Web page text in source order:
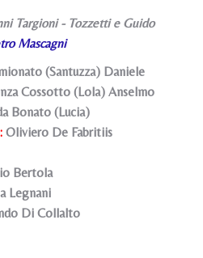
Targioni - Tozzetti e Guido
Mascagni
(Santuzza) Daniele
Cossotto (Lola) Anselmo
Bonato (Lucia)
Oliviero De Fabritiis
Bertola
Legnani
Di Collalto